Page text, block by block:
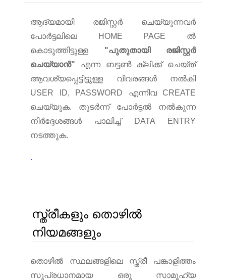
ആദ്യമായി രജിസ്റ്റർ ചെയ്യുന്നവർ
പോർട്ടലിലെ HOME PAGE ല്‍
കൊടുത്തിട്ടുള്ള "പുതുതായി രജിസ്റ്റർ
ചെയ്യാൻ" എന്ന ബട്ടൺ ക്ലിക്ക് ചെയ്ത്
ആവശ്യപ്പെട്ടിട്ടുള്ള വിവരങ്ങള്‍ നല്‍കി
USER ID, PASSWORD എന്നിവ CREATE
ചെയ്യുക. തുടർന്ന് പോർട്ടല്‍ നല്‍കുന്ന
നിർദ്ദേശങ്ങള്‍ പാലിച്ച് DATA ENTRY
നടത്തുക.
.
സ്ത്രീകളും തൊഴില്‍
നിയമങ്ങളും
തൊഴില്‍ സ്ഥലങ്ങളിലെ സ്ത്രീ പങ്കാളിത്തം
സുപ്രധാനമായ ഒരു സാമൂഹ്യ